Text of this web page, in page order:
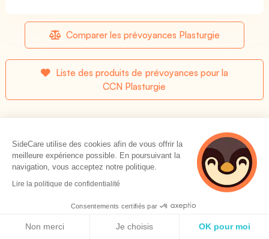
Comparer les prévoyances Plasturgie
Liste des produits de prévoyances pour la
CCN Plasturgie
Les seuils de prévoyance prévus par la convention
Plasturgie
Incapacité temporaire de travail
SideCare utilise des cookies afin de vous offrir la
meilleure expérience possible. En poursuivant la
navigation, vous acceptez notre politique.
Lire la politique de confidentialité
Consentements certifiés par
Non merci Je choisis OK pour moi